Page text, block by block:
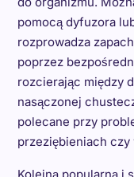
pomocą dyfuzora
rozprowadza
poprzez
rozcierając między
nasączonej
polecane przy
przeziębieniach